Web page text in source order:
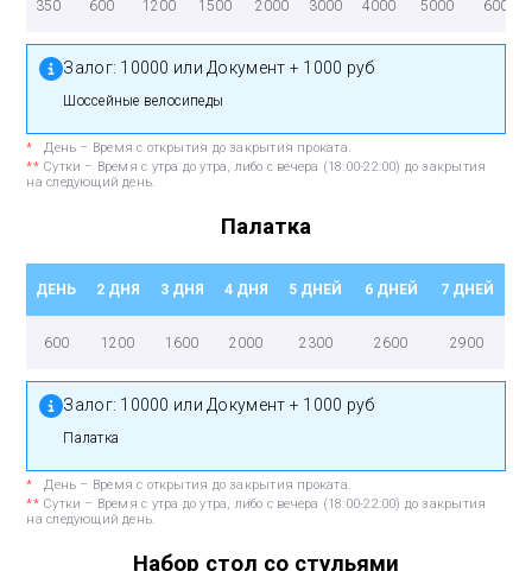
350 600 1200 1500 2000 3000 4000 5000 6000
Залог: 10000 или Документ + 1000 руб
Шоссейные велосипеды
* День – Время с открытия до закрытия проката.
**Сутки – Время с утра до утра, либо с вечера (18:00-22:00) до закрытия
на следующий день.
Палатка
ДЕНЬ 2 ДНЯ 3 ДНЯ 4 ДНЯ 5 ДНЕЙ 6 ДНЕЙ 7 ДНЕЙ
600 1200 1600 2000 2300 2600 2900
Залог: 10000 или Документ + 1000 руб
Палатка
* День – Время с открытия до закрытия проката.
**Сутки – Время с утра до утра, либо с вечера (18:00-22:00) до закрытия
на следующий день.
Набор стол со стульями